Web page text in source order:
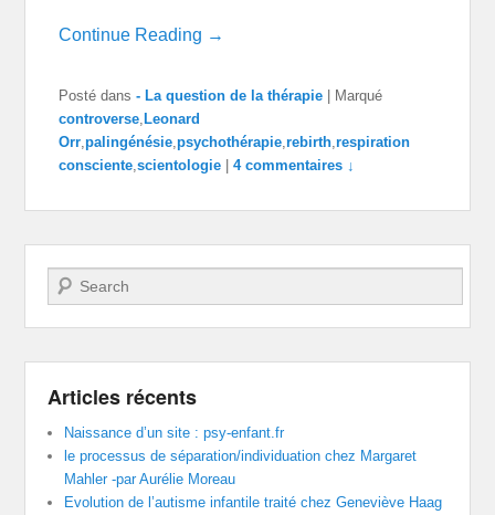
Continue Reading →
Posté dans - La question de la thérapie
Marqué
controverse Leonard
Orr ,palingénésie ,psychothérapie ,rebirth ,respiration
consciente ,scientologie |4 commentaires ↓
Recherche
Articles récents
Naissance d’un site : psy-enfant.fr
le processus de séparation/individuation chez Margaret
Mahler -par Aurélie Moreau
Evolution de l’autisme infantile traité chez Geneviève Haag